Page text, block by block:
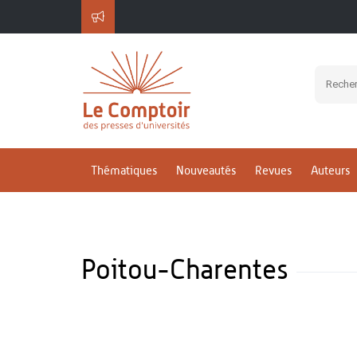
Thématiques Nouveautés Revues Auteurs
Poitou-Charentes